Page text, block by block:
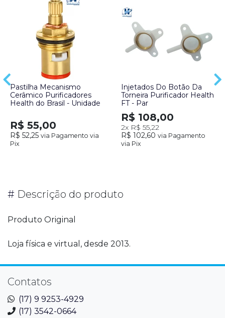
Pastilha Mecanismo
Cerâmico Purificadores
Health do Brasil - Unidade
R$ 55,00
R$ 52,25 via Pagamento via
Pix
Injetados Do Botão Da
Torneira Purificador Health
FT - Par
R$ 108,00
2x R$ 55,22
R$ 102,60 via Pagamento
via Pix
# Descrição do produto
Produto Original
Loja física e virtual, desde 2013.
Contatos
(17) 9 9253-4929
(17) 3542-0664